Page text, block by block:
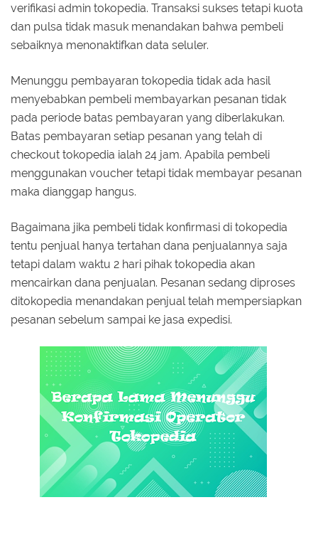
verifikasi admin tokopedia. Transaksi sukses tetapi kuota
dan pulsa tidak masuk menandakan bahwa pembeli
sebaiknya menonaktifkan data seluler.
Menunggu pembayaran tokopedia tidak ada hasil
menyebabkan pembeli membayarkan pesanan tidak
pada periode batas pembayaran yang diberlakukan.
Batas pembayaran setiap pesanan yang telah di
checkout tokopedia ialah 24 jam. Apabila pembeli
menggunakan voucher tetapi tidak membayar pesanan
maka dianggap hangus.
Bagaimana jika pembeli tidak konfirmasi di tokopedia
tentu penjual hanya tertahan dana penjualannya saja
tetapi dalam waktu 2 hari pihak tokopedia akan
mencairkan dana penjualan. Pesanan sedang diproses
ditokopedia menandakan penjual telah mempersiapkan
pesanan sebelum sampai ke jasa expedisi.